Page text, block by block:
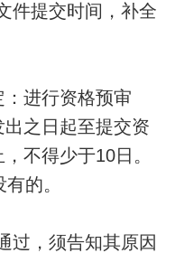
件提交时间，补全
进行资格预审
之日起至提交资
不得少于10日。
的。
过，须告知其原因